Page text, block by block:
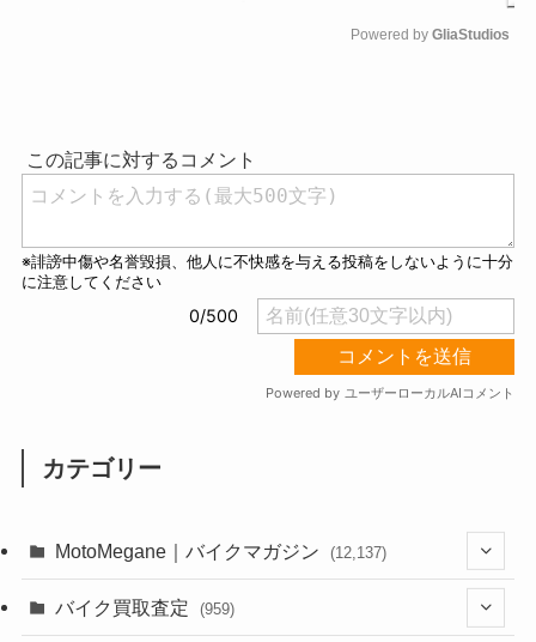
Powered by GliaStudios
カテゴリー
MotoMegane｜バイクマガジン (12,137)
バイク買取査定 (959)